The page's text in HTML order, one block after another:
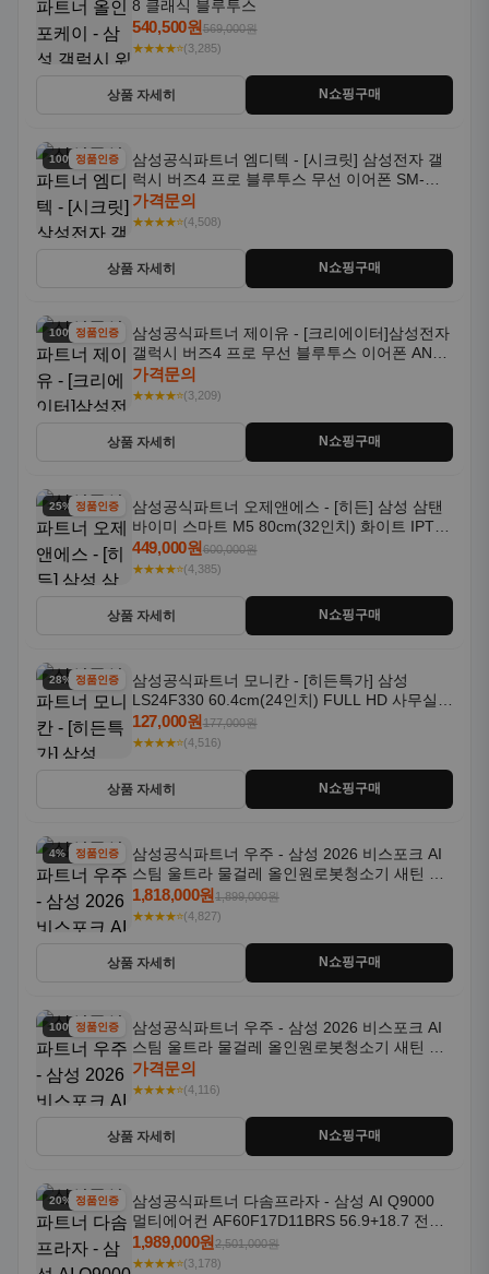
8 클래식 블루투스
540,500원569,000원
★★★★⭐(3,285)
상품 자세히 N쇼핑구매
100% 할인
정품인증
삼성공식파트너 엠디텍 - [시크릿] 삼성전자 갤
럭시 버즈4 프로 블루투스 무선 이어폰 SM-
R640N
가격문의
★★★★⭐(4,508)
상품 자세히 N쇼핑구매
100% 할인
정품인증
삼성공식파트너 제이유 - [크리에이터]삼성전자
갤럭시 버즈4 프로 무선 블루투스 이어폰 ANC
SM-R640N
가격문의
★★★★⭐(3,209)
상품 자세히 N쇼핑구매
25% 할인정품인증
삼성공식파트너 오제앤에스 - [히든] 삼성 삼탠
바이미 스마트 M5 80cm(32인치) 화이트 IPTV
OTT 패키지
449,000원600,000원
★★★★⭐(4,385)
상품 자세히 N쇼핑구매
28% 할인정품인증
삼성공식파트너 모니칸 - [히든특가] 삼성
LS24F330 60.4cm(24인치) FULL HD 사무실/
컴퓨터 모니터
127,000원177,000원
★★★★⭐(4,516)
상품 자세히 N쇼핑구매
4% 할인정품인증
삼성공식파트너 우주 - 삼성 2026 비스포크 AI
스팀 울트라 물걸레 올인원로봇청소기 새틴 그
레이지 AAG
1,818,000원1,899,000원
★★★★⭐(4,827)
상품 자세히 N쇼핑구매
100% 할인
정품인증
삼성공식파트너 우주 - 삼성 2026 비스포크 AI
스팀 울트라 물걸레 올인원로봇청소기 새틴 차
콜 AAH
가격문의
★★★★⭐(4,116)
상품 자세히 N쇼핑구매
20% 할인정품인증
삼성공식파트너 다솜프라자 - 삼성 AI Q9000
멀티에어컨 AF60F17D11BRS 56.9+18.7 전국
기본설치포함
1,989,000원2,501,000원
★★★★⭐(3,178)